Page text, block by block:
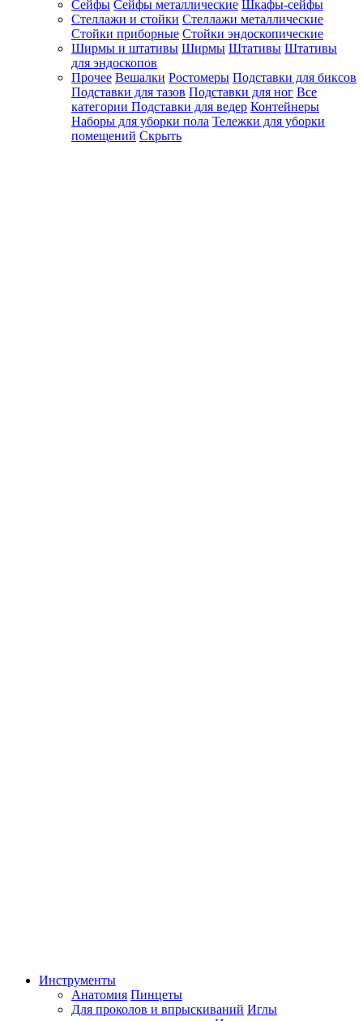
Сейфы Сейфы металлические Шкафы-сейфы
Стеллажи и стойки Стеллажи металлические
Стойки приборные Стойки эндоскопические
Ширмы и штативы Ширмы Штативы Штативы
для эндоскопов
Прочее Вешалки Ростомеры Подставки для биксов
Подставки для тазов Подставки для ног Все
категории Подставки для ведер Контейнеры
Наборы для уборки пола Тележки для уборки
помещений Скрыть
Инструменты
Анатомия Пинцеты
Для проколов и впрыскиваний Иглы